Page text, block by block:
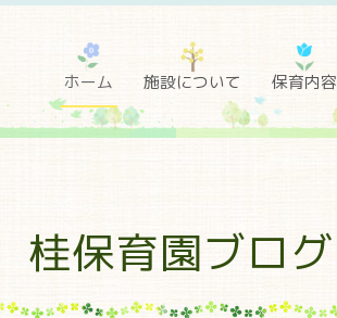
ホーム 施設について 保育内容
桂保育園ブログ